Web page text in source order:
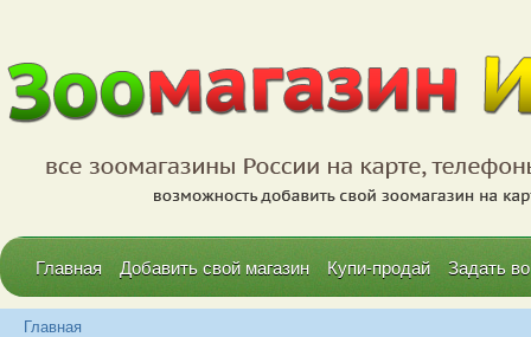
Главная Добавить свой магазин Купи-продай Задать
Главная